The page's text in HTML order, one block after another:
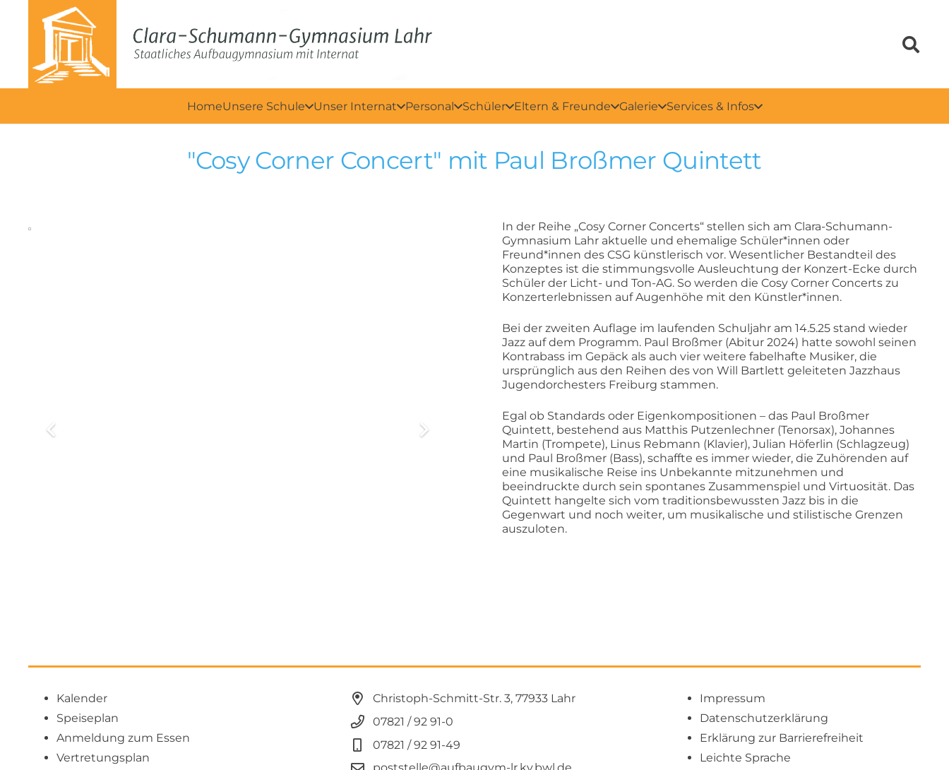
HomeUnsere Schule Unser Internat Personal Schüler Eltern & Freunde Galerie Services & Infos
"Cosy Corner Concert" mit Paul Broßmer Quintett
In der Reihe „Cosy Corner Concerts“ stellen sich am Clara-Schumann-
Gymnasium Lahr aktuelle und ehemalige Schüler*innen oder
Freund*innen des CSG künstlerisch vor. Wesentlicher Bestandteil des
Konzeptes ist die stimmungsvolle Ausleuchtung der Konzert-Ecke durch
Schüler der Licht- und Ton-AG. So werden die Cosy Corner Concerts zu
Konzerterlebnissen auf Augenhöhe mit den Künstler*innen.
Bei der zweiten Auflage im laufenden Schuljahr am 14.5.25 stand wieder
Jazz auf dem Programm. Paul Broßmer (Abitur 2024) hatte sowohl seinen
Kontrabass im Gepäck als auch vier weitere fabelhafte Musiker, die
ursprünglich aus den Reihen des von Will Bartlett geleiteten Jazzhaus
Jugendorchesters Freiburg stammen.
Egal ob Standards oder Eigenkompositionen – das Paul Broßmer
Quintett, bestehend aus Matthis Putzenlechner (Tenorsax), Johannes
Martin (Trompete), Linus Rebmann (Klavier), Julian Höferlin (Schlagzeug)
und Paul Broßmer (Bass), schaffte es immer wieder, die Zuhörenden auf
eine musikalische Reise ins Unbekannte mitzunehmen und
beeindruckte durch sein spontanes Zusammenspiel und Virtuosität. Das
Quintett hangelte sich vom traditionsbewussten Jazz bis in die
Gegenwart und noch weiter, um musikalische und stilistische Grenzen
auszuloten.
Kalender
Speiseplan
Anmeldung zum Essen
Vertretungsplan
Christoph-Schmitt-Str. 3, 77933 Lahr
07821 / 92 91-0
07821 / 92 91-49
Impressum
Datenschutzerklärung
Erklärung zur Barrierefreiheit
Leichte Sprache